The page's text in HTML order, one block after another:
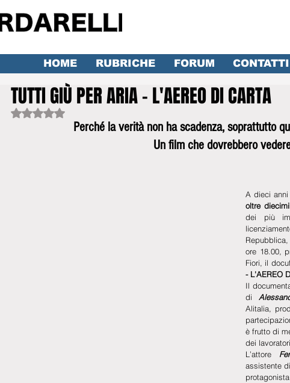
HOME RUBRICHE FORUM CONTATTI
TUTTI GIÙ PER ARIA - L'AEREO DI CARTA
Valutazione NaN stelle su 5.
Perché la verità non ha scadenza, soprattutto
Un film che dovrebbero
A dieci
oltre
dei più
ore 18.00,
Fiori, il
- L'AEREO
Il
di
Alitalia,
è frutto di
dei
L’attore
assistente